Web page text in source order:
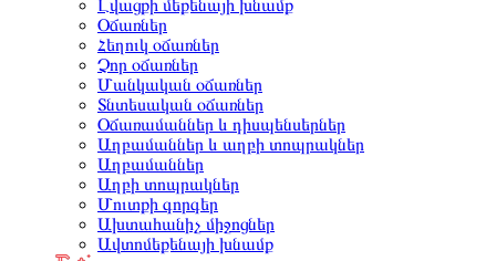
Լվացքի մեքենայի խնամք
Օճառներ
Հեղուկ օճառներ
Չոր օճառներ
Մանկական օճառներ
Տնտեսական օճառներ
Օճառամաններ և դիսպենսերներ
Աղբամաններ և աղբի տոպրակներ
Աղբամաններ
Աղբի տոպրակներ
Մուտքի գորգեր
Ախտահանիչ միջոցներ
Ավտոմեքենայի խնամք